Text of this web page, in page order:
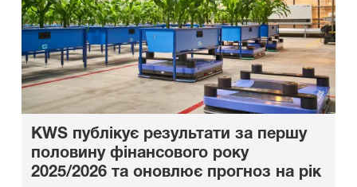
KWS публікує результати за першу
половину фінансового року
2025/2026 та оновлює прогноз на рік